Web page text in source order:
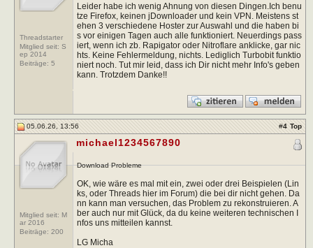
Threadstarter
Mitglied seit: S
ep 2014
Beiträge: 5
Leider habe ich wenig Ahnung von diesen Dingen.Ich benu
tze Firefox, keinen jDownloader und kein VPN. Meistens st
ehen 3 verschiedene Hoster zur Auswahl und die haben bi
s vor einigen Tagen auch alle funktioniert. Neuerdings pass
iert, wenn ich zb. Rapigator oder Nitroflare anklicke, gar nic
hts. Keine Fehlermeldung, nichts. Lediglich Turbobit funktio
niert noch. Tut mir leid, dass ich Dir nicht mehr Info's geben
kann. Trotzdem Danke!!
05.06.26, 13:56 #4 Top
Mitglied seit: M
ar 2016
Beiträge: 200
michael1234567890
Download Probleme
OK, wie wäre es mal mit ein, zwei oder drei Beispielen (Lin
ks, oder Threads hier im Forum) die bei dir nicht gehen. Da
nn kann man versuchen, das Problem zu rekonstruieren. A
ber auch nur mit Glück, da du keine weiteren technischen I
nfos uns mitteilen kannst.
LG Micha